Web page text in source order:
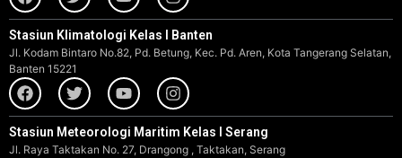
Stasiun Klimatologi Kelas I Banten
Jl. Kodam Bintaro No.82, Pd. Betung, Kec. Pd. Aren, Kota Tangerang Selatan,
Banten 15221
Stasiun Meteorologi Maritim Kelas I Serang
Jl. Raya Taktakan No. 27, Drangong , Taktakan, Serang